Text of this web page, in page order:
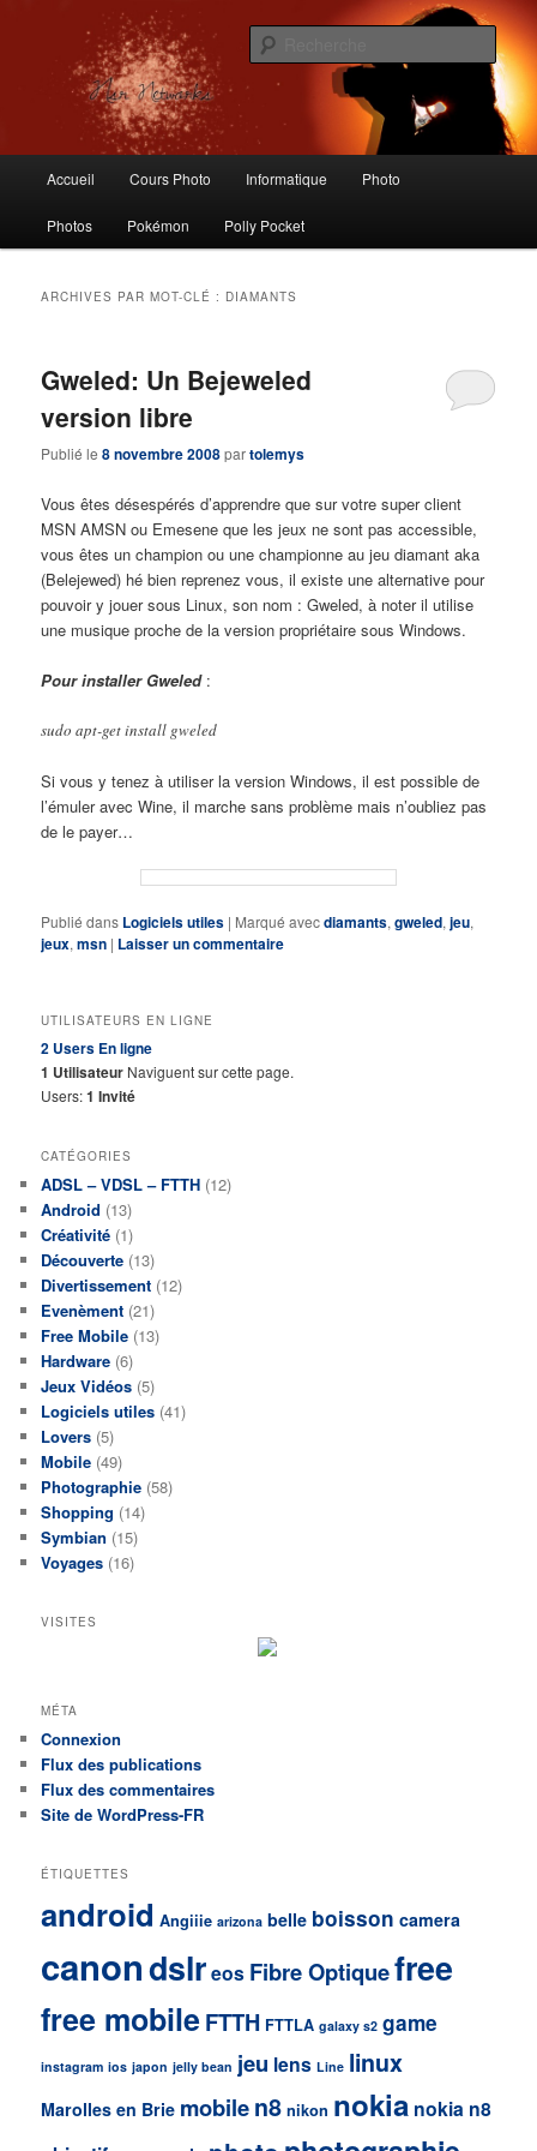
secondaireNsr Networks – Labo Ubuntu
Logiciels libres, Photographie, Informatique, Polly Pocket, Vintage Toys
principal
Accueil Cours Photo Informatique Photo
Photos Pokémon Polly Pocket
ARCHIVES PAR MOT-CLÉ : DIAMANTS
Gweled: Un Bejeweled
version libre
Publié le8 novembre 2008partolemys
Vous êtes désespérés d’apprendre que sur votre super client
MSN AMSN ou Emesene que les jeux ne sont pas accessible,
vous êtes un champion ou une championne au jeu diamant aka
(Belejewed) hé bien reprenez vous, il existe une alternative pour
pouvoir y jouer sous Linux, son nom : Gweled, à noter il utilise
une musique proche de la version propriétaire sous Windows.
Pour installer Gweled:
sudo apt-get install gweled
Si vous y tenez à utiliser la version Windows, il est possible de
l’émuler avec Wine, il marche sans problème mais n’oubliez pas
de le payer…
Publié dans Logiciels utiles | Marqué avecdiamants,gweled,jeu,
jeux,msn | Laisser un commentaire
UTILISATEURS EN LIGNE
2 Users En ligne
1 Utilisateur Naviguent sur cette page.
Users:1 Invité
CATÉGORIES
ADSL – VDSL – FTTH (12)
Android (13)
Créativité (1)
Découverte (13)
Divertissement (12)
Evenèment (21)
Free Mobile (13)
Hardware (6)
Jeux Vidéos (5)
Logiciels utiles (41)
Lovers (5)
Mobile (49)
Photographie (58)
Shopping (14)
Symbian (15)
Voyages (16)
VISITES
MÉTA
Connexion
Flux des publications
Flux des commentaires
Site de WordPress-FR
ÉTIQUETTES
android Angiiie arizona belle boisson camera
canondslreos Fibre Optiquefree
free mobileFTTH FTTLA galaxy s2 game
instagram ios japon jelly bean jeu lens Line linux
Marolles en Brie mobilen8 nikon nokia nokia n8